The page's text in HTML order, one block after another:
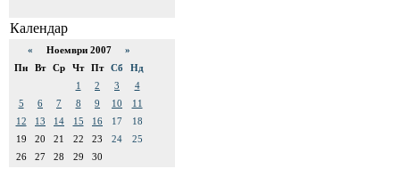
Календар
« Ноември 2007 »
Пн
Вт Ср Чт Пт Сб
Нд
1
2 3
4
5
6 7 8 9 10
11
12
13 14 15 16 17
18
19
20 21 22 23 24
25
26
27 28 29 30